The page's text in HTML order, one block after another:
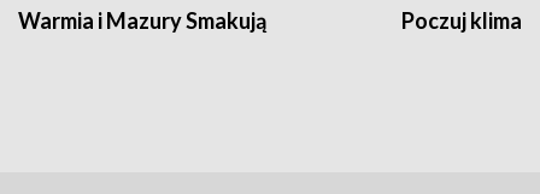
Warmia i Mazury Smakują Poczuj klimat